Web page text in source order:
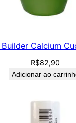
Builder Calcium
R$82,90
Adicionar ao